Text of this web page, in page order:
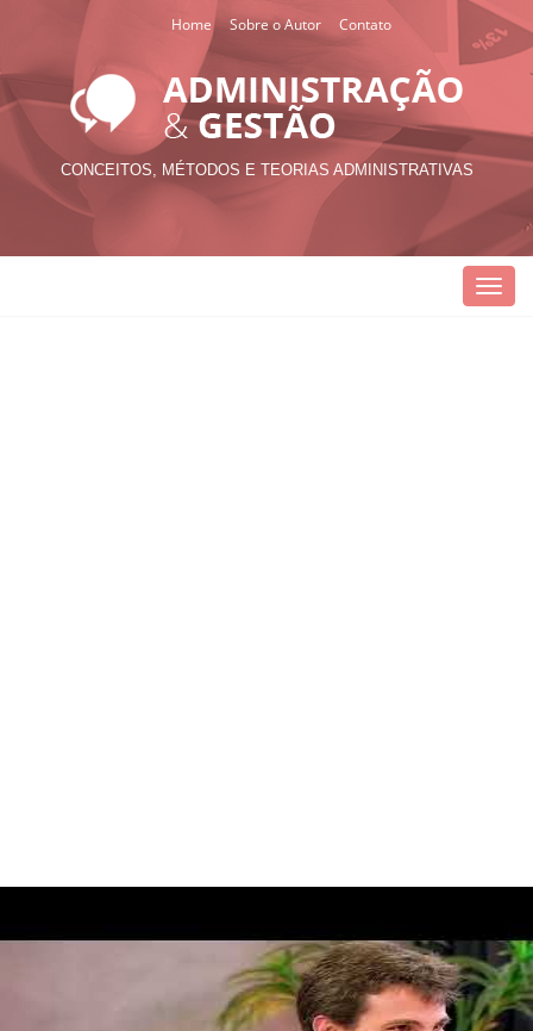
Home Sobre o Autor Contato
CONCEITOS, MÉTODOS E TEORIAS ADMINISTRATIVAS